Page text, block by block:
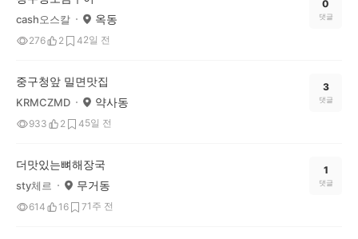
cash오스칼 옥동
276 2 42일 전
0
댓글
중구청앞 밀면맛집
KRMCZMD 약사동
933 2 45일 전
3
댓글
더맛있는뼈해장국
sty체르 무거동
614 16 71주 전
1
댓글